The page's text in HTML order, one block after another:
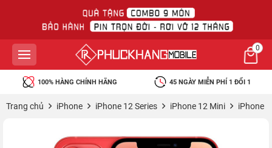
0
100% HÀNG CHÍNH HÃNG 45 NGÀY MIỄN PHÍ 1 ĐỔI 1
Trang chủ iPhone iPhone 12 Series iPhone 12 Mini iPhone